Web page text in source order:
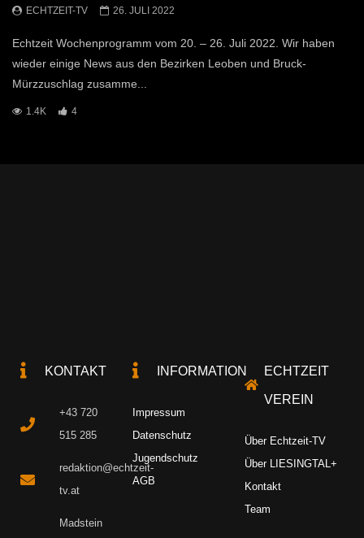
ECHTZEIT-TV 26. JULI 2022
Echtzeit Wochenprogramm vom 20. – 26. Juli 2022. Wir haben
wieder einige News aus den Bezirken Leoben und Bruck-
Mürzzuschlag zusamme...
1.4K 4
KONTAKT
+43 720
515 285
redaktion@echtzeit-
tv.at
Madstein
INFORMATION
Impressum
Datenschutz
Jugendschutz
AGB
ECHTZEIT
VEREIN
Über Echtzeit-TV
Über LIESINGTAL+
Kontakt
Team